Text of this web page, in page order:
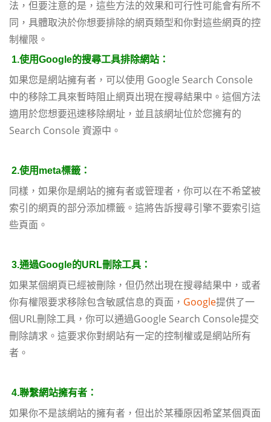
法，但要注意的是，這些方法的效果和可行性可能會有所不
同，具體取決於你想要排除的網頁類型和你對這些網頁的控
制權限。
1.使用Google的搜尋工具排除網站：
如果您是網站擁有者，可以使用 Google Search Console
中的移除工具來暫時阻止網頁出現在搜尋結果中。這個方法
適用於您想要迅速移除網址，並且該網址位於您擁有的
Search Console 資源中。
2.使用meta標籤：
同樣，如果你是網站的擁有者或管理者，你可以在不希望被
索引的網頁的部分添加標籤。這將告訴搜尋引擎不要索引這
些頁面。
3.通過Google的URL刪除工具：
如果某個網頁已經被刪除，但仍然出現在搜尋結果中，或者
你有權限要求移除包含敏感信息的頁面， Google提供了一
個URL刪除工具，你可以通過Google Search Console提交
刪除請求。這要求你對網站有一定的控制權或是網站所有
者。
4.聯繫網站擁有者：
如果你不是該網站的擁有者，但出於某種原因希望某個頁面